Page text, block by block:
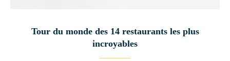
Tour du monde des 14 restaurants les plus
incroyables